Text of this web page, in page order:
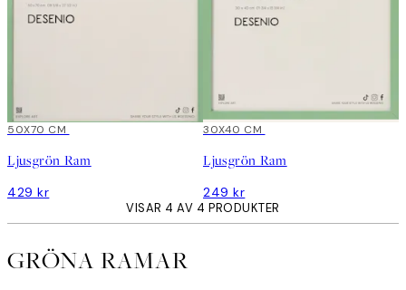
50X70 CM
Ljusgrön Ram
429 kr
30X40 CM
Ljusgrön Ram
249 kr
VISAR 4 AV 4 PRODUKTER
GRÖNA RAMAR